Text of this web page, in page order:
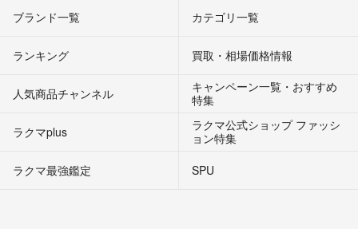
ブランド一覧 カテゴリ一覧
ランキング 買取・相場価格情報
人気商品チャンネル
キャンペーン一覧・おすすめ
特集
ラクマplus
ラクマ公式ショップ ファッシ
ョン特集
ラクマ最強鑑定
SPU